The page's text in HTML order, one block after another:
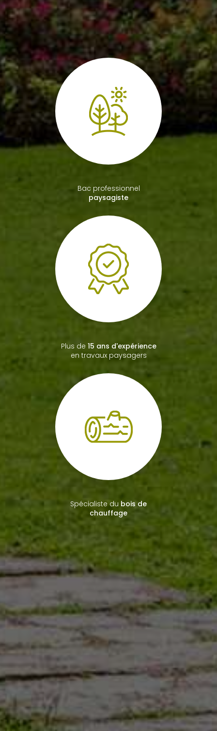
Bac professionnel
paysagiste
Plus de 15 ans d'expérience
en travaux paysagers
Spécialiste du bois de
chauffage